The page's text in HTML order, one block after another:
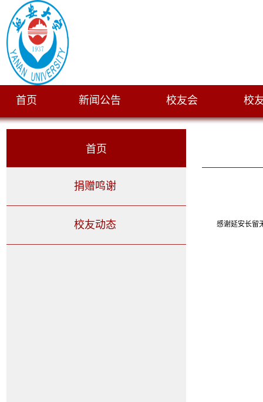
首页 新闻公告 校友会 校
首页
捐赠鸣谢
校友动态 感谢延安长留